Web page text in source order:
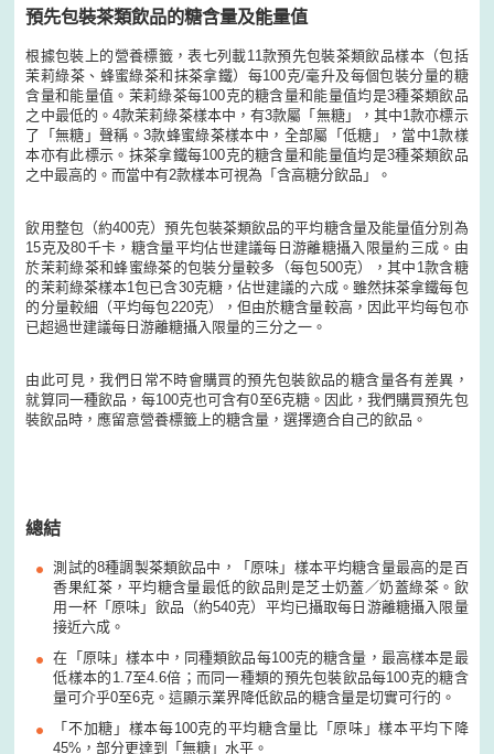
預先包裝茶類飲品的糖含量及能量值
根據包裝上的營養標籤，表七列載11款預先包裝茶類飲品樣本（包括
茉莉綠茶、蜂蜜綠茶和抹茶拿鐵）每100克/毫升及每個包裝分量的糖
含量和能量值。茉莉綠茶每100克的糖含量和能量值均是3種茶類飲品
之中最低的。4款茉莉綠茶樣本中，有3款屬「無糖」，其中1款亦標示
了「無糖」聲稱。3款蜂蜜綠茶樣本中，全部屬「低糖」，當中1款樣
本亦有此標示。抹茶拿鐵每100克的糖含量和能量值均是3種茶類飲品
之中最高的。而當中有2款樣本可視為「含高糖分飲品」。
飲用整包（約400克）預先包裝茶類飲品的平均糖含量及能量值分別為
15克及80千卡，糖含量平均佔世建議每日游離糖攝入限量約三成。由
於茉莉綠茶和蜂蜜綠茶的包裝分量較多（每包500克），其中1款含糖
的茉莉綠茶樣本1包已含30克糖，佔世建議的六成。雖然抹茶拿鐵每包
的分量較細（平均每包220克），但由於糖含量較高，因此平均每包亦
已超過世建議每日游離糖攝入限量的三分之一。
由此可見，我們日常不時會購買的預先包裝飲品的糖含量各有差異，
就算同一種飲品，每100克也可含有0至6克糖。因此，我們購買預先包
裝飲品時，應留意營養標籤上的糖含量，選擇適合自己的飲品。
總結
測試的8種調製茶類飲品中，「原味」樣本平均糖含量最高的是百
香果紅茶，平均糖含量最低的飲品則是芝士奶蓋／奶蓋綠茶。飲
用一杯「原味」飲品（約540克）平均已攝取每日游離糖攝入限量
接近六成。
在「原味」樣本中，同種類飲品每100克的糖含量，最高樣本是最
低樣本的1.7至4.6倍；而同一種類的預先包裝飲品每100克的糖含
量可介乎0至6克。這顯示業界降低飲品的糖含量是切實可行的。
「不加糖」樣本每100克的平均糖含量比「原味」樣本平均下降
45%，部分更達到「無糖」水平。